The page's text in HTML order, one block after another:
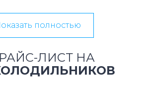
полностью
ЛИСТ НА